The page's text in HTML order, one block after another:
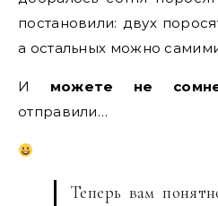
постановили: двух
а остальных можно самими
И можете не
отправили…
Теперь вам